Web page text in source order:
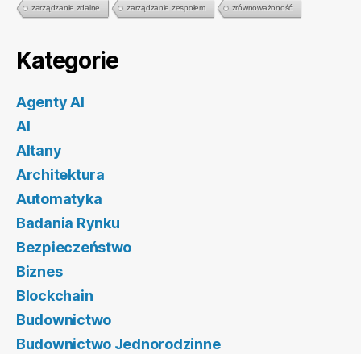
zarządzanie zdalne zarządzanie zespołem zrównoważoność
Kategorie
Agenty AI
AI
Altany
Architektura
Automatyka
Badania Rynku
Bezpieczeństwo
Biznes
Blockchain
Budownictwo
Budownictwo Jednorodzinne